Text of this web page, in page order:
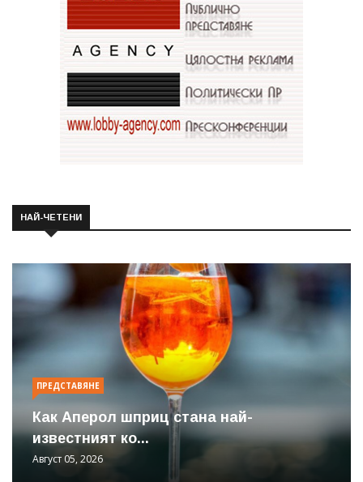
НАЙ-ЧЕТЕНИ
ПРЕДСТАВЯНЕ
Как Аперол шприц стана най-
известният ко...
Август 05, 2026